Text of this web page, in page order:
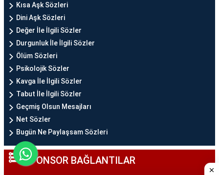
Kısa Aşk Sözleri
Dini Aşk Sözleri
Değer İle İlgili Sözler
Durgunluk İle İlgili Sözler
Ölüm Sözleri
Psikolojik Sözler
Kavga İle İlgili Sözler
Tabut İle İlgili Sözler
Geçmiş Olsun Mesajları
Net Sözler
Bugün Ne Paylaşsam Sözleri
SPONSOR BAĞLANTILAR